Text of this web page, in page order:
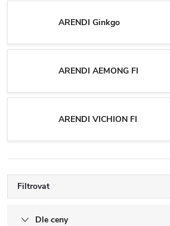
ARENDI Ginkgo
ARENDI AEMONG FI
ARENDI VICHION FI
Filtrovat
Dle ceny